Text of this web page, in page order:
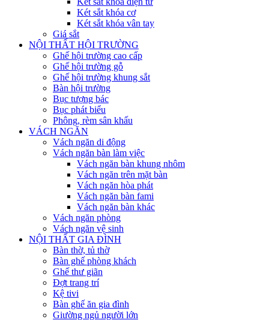
Két sắt khóa cơ
Két sắt khóa vân tay
Giá sắt
NỘI THẤT HỘI TRƯỜNG
Ghế hội trường cao cấp
Ghế hội trường gỗ
Ghế hội trường khung sắt
Bàn hội trường
Bục tượng bác
Bục phát biểu
Phông, rèm sân khấu
VÁCH NGĂN
Vách ngăn di động
Vách ngăn bàn làm việc
Vách ngăn bàn khung nhôm
Vách ngăn trên mặt bàn
Vách ngăn hòa phát
Vách ngăn bàn fami
Vách ngăn bàn khác
Vách ngăn phòng
Vách ngăn vệ sinh
NỘI THẤT GIA ĐÌNH
Bàn thờ, tủ thờ
Bàn ghế phòng khách
Ghế thư giãn
Đợt trang trí
Kệ tivi
Bàn ghế ăn gia đình
Giường ngủ người lớn